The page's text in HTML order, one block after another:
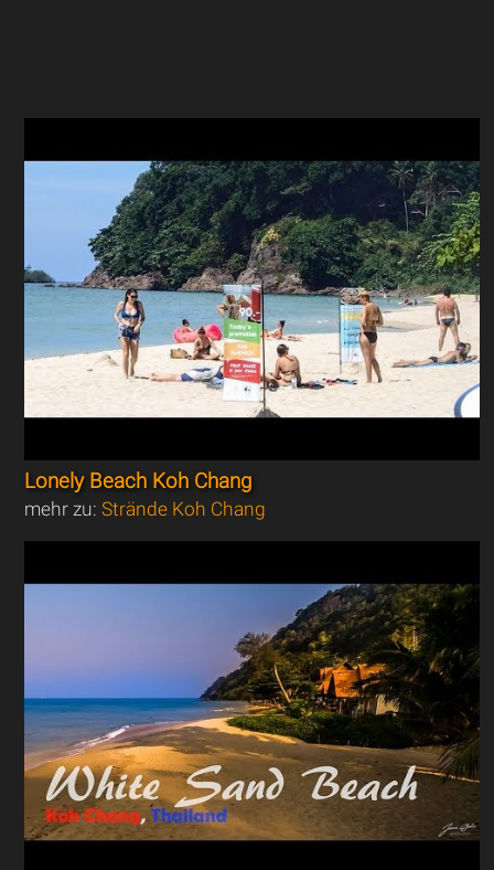
Lonely Beach Koh Chang
mehr zu:Strände Koh Chang